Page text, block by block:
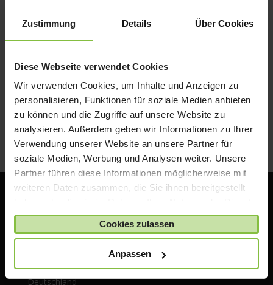
Zustimmung Details Über Cookies
Diese Webseite verwendet Cookies
Wir verwenden Cookies, um Inhalte und Anzeigen zu
personalisieren, Funktionen für soziale Medien anbieten
zu können und die Zugriffe auf unsere Website zu
analysieren. Außerdem geben wir Informationen zu Ihrer
Verwendung unserer Website an unsere Partner für
soziale Medien, Werbung und Analysen weiter. Unsere
Partner führen diese Informationen möglicherweise mit
weiteren Daten zusammen, die Sie ihnen bereitgestellt
gesammelt haben.
Cookies zulassen
Anpassen
Mit diesem USB-C Kabel verbindest du dein
iPhone, iPad oder deinen iPod über den
Synchronisieren und Laden. Du kannst das
Power Adapter (Netzteil) verwenden und die
Funktion zum schnellen Laden des 12,9″ iPad
Pro nutzen.
ACS Group GmbH
85521 Ottobrunn / Riemerling
Deutschland